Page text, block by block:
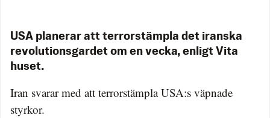
USA planerar att terrorstämpla det iranska
revolutionsgardet om en vecka, enligt Vita
huset.
Iran svarar med att terrorstämpla USA:s väpnade
styrkor.